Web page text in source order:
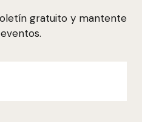
gratuito y mantente